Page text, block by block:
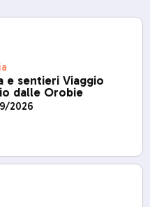
e sentieri Viaggio
dalle Orobie
2026